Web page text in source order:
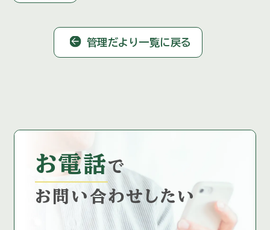
管理だより一覧に戻る
お電話で
お問い合わせしたい